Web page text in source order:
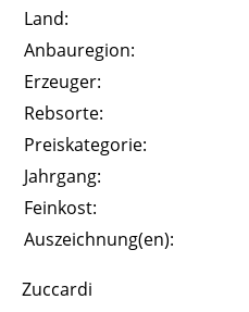
Land:
Anbauregion:
Erzeuger:
Rebsorte:
Preiskategorie:
Jahrgang:
Feinkost:
Auszeichnung(en):
Zuccardi